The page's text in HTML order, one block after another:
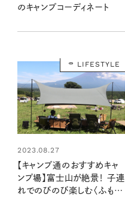
のキャンプコーディネート
LIFESTYLE
2023.08.27
【キャンプ通のおすすめキャ
ンプ場】富士山が絶景！ 子連
れでのびのび楽しむ〈ふもと